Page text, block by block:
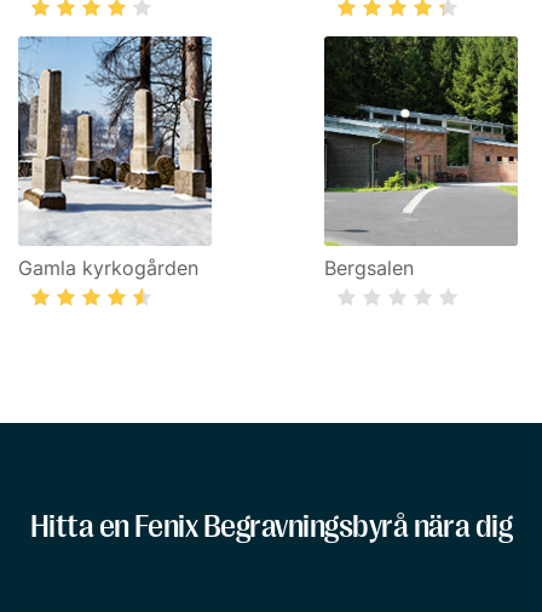
Gamla kyrkogården Bergsalen
Hitta en Fenix Begravningsbyrå nära dig